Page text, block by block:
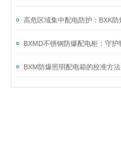
BXM防爆照明配电箱的校准方法